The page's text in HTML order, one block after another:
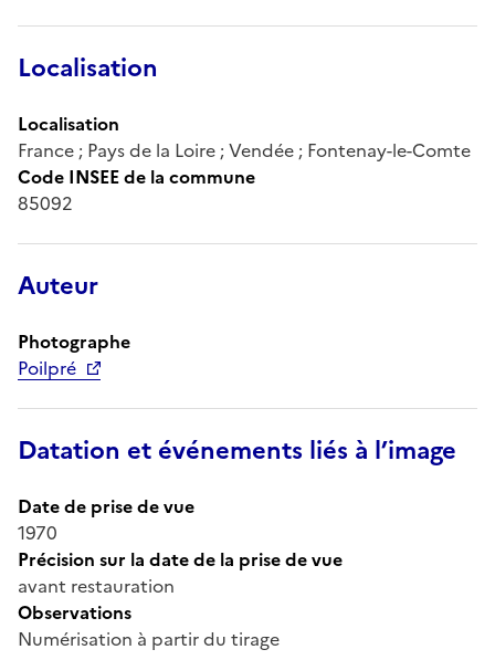
Localisation
Localisation
France ; Pays de la Loire ; Vendée ; Fontenay-le-Comte
Code INSEE de la commune
85092
Auteur
Photographe
Poilpré
Datation et événements liés à l’image
Date de prise de vue
1970
Précision sur la date de la prise de vue
avant restauration
Observations
Numérisation à partir du tirage